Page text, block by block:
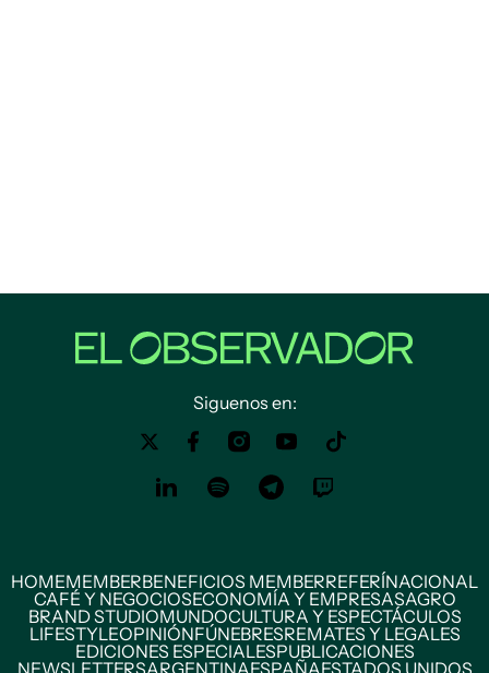
Siguenos en:
HOMEMEMBERBENEFICIOS MEMBERREFERÍNACIONAL
CAFÉ Y NEGOCIOSECONOMÍA Y EMPRESASAGRO
BRAND STUDIOMUNDOCULTURA Y ESPECTÁCULOS
LIFESTYLEOPINIÓNFÚNEBRESREMATES Y LEGALES
EDICIONES ESPECIALESPUBLICACIONES